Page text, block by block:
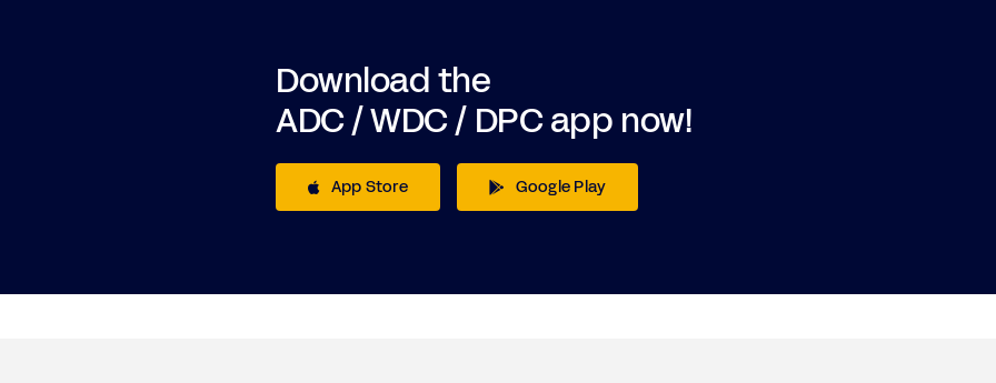
Download the
ADC / WDC / DPC app now!
App Store Google Play